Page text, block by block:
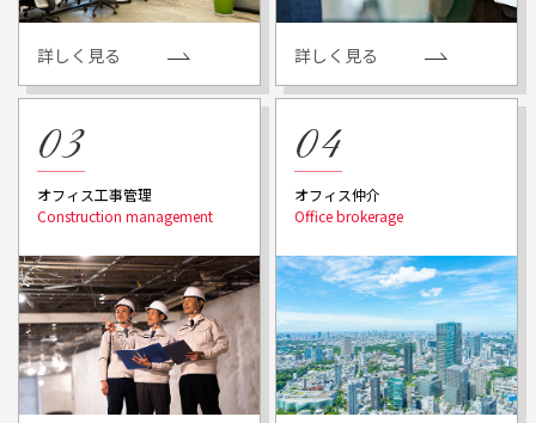
詳しく見る 詳しく見る
オフィス工事管理 オフィス仲介